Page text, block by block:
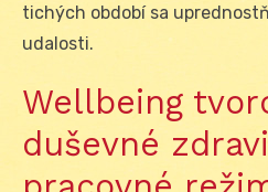
tichých období sa
udalosti.
Wellbeing
duševné